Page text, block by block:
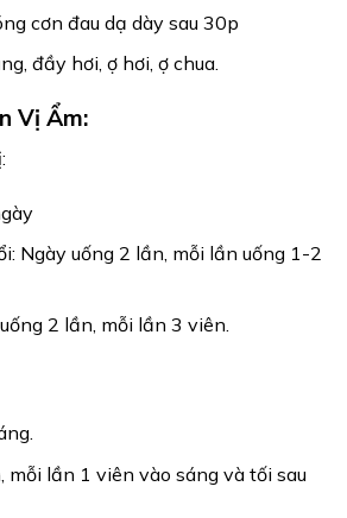
cơn đau dạ dày sau 30p
đầy hơi, ợ hơi, ợ chua.
Vị Ẩm:
Ngày uống 2 lần, mỗi lần uống 1-2
2 lần, mỗi lần 3 viên.
mỗi lần 1 viên vào sáng và tối sau